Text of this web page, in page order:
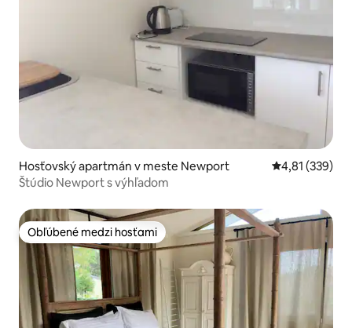
Hosťovský apartmán v meste Newport Priemerné
4,81 (339)
Štúdio Newport s výhľadom
Obľúbené medzi hosťami
Obľúbené medzi hosťami